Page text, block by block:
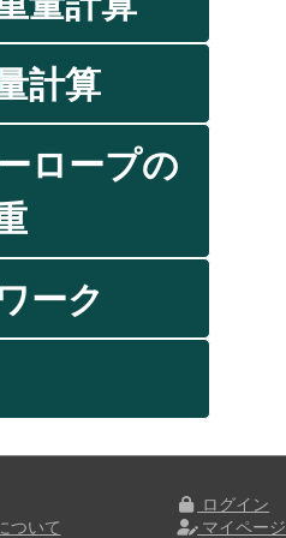
計算
ロープの
ーク
ついて
ログイン
マイページ